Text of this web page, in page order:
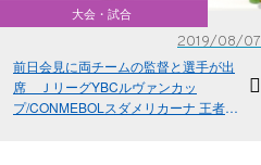
大会・試合
2019/08/07
前日会見に両チームの監督と選手が出
席 ＪリーグYBCルヴァンカッ
プ/CONMEBOLスダメリカーナ 王者決